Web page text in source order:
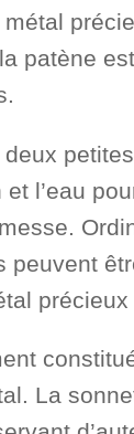
patène
l’eau
peuvent
La